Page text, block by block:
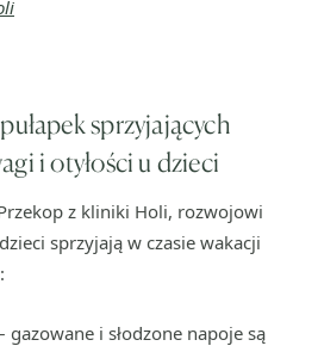
sprzyjających
i otyłości u dzieci
z kliniki Holi, rozwojowi
sprzyjają w czasie wakacji
gazowane i słodzone napoje są